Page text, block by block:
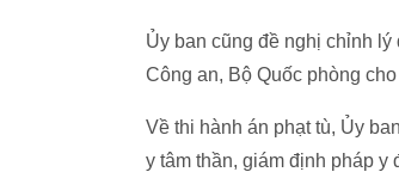
Ủy ban cũng đề nghị chỉnh
Công an, Bộ Quốc phòng
Về thi hành án phạt tù, Ủy
y tâm thần, giám định pháp